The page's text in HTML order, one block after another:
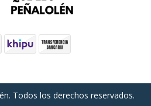
Todos los derechos reservados.